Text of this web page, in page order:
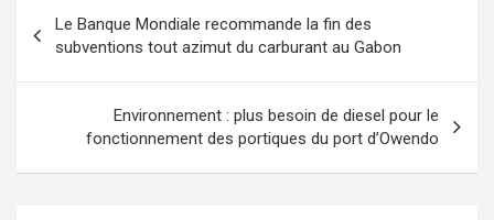
de
l’article
Le Banque Mondiale recommande la fin des
subventions tout azimut du carburant au Gabon
Environnement : plus besoin de diesel pour le
fonctionnement des portiques du port d’Owendo